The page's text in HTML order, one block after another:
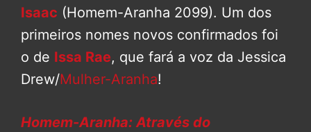
Isaac (Homem-Aranha 2099). Um dos
primeiros nomes novos confirmados foi
o de Issa Rae, que fará a voz da Jessica
Drew/Mulher-Aranha!
Homem-Aranha: Através do